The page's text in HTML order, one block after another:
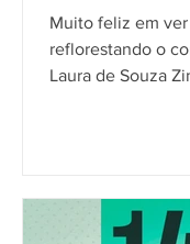
Muito feliz em ver
reflorestando o
Laura de Souza Zingra
ilustrações foram
pesquisas de